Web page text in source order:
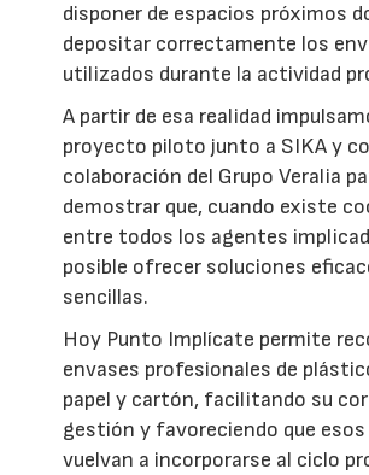
disponer de espacios próximos
depositar correctamente los
utilizados durante la actividad
A partir de esa realidad
proyecto piloto junto a SIKA y
colaboración del Grupo Veralia
demostrar que, cuando existe
entre todos los agentes
posible ofrecer soluciones
sencillas.
Hoy Punto Implícate permite
envases profesionales de
papel y cartón, facilitando su
gestión y favoreciendo que
vuelvan a incorporarse al ciclo